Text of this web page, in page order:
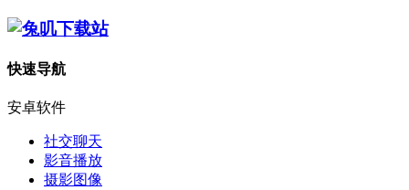
快速导航
安卓软件
社交聊天
影音播放
摄影图像